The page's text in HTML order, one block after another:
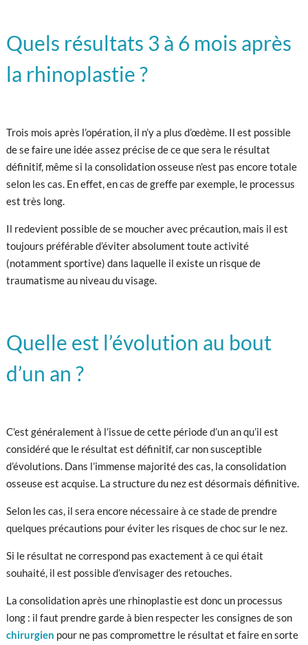
Quels résultats 3 à 6 mois après
la rhinoplastie ?
Trois mois après l’opération, il n’y a plus d’œdème. Il est possible
de se faire une idée assez précise de ce que sera le résultat
définitif, même si la consolidation osseuse n’est pas encore totale
selon les cas. En effet, en cas de greffe par exemple, le processus
est très long.
Il redevient possible de se moucher avec précaution, mais il est
toujours préférable d’éviter absolument toute activité
(notamment sportive) dans laquelle il existe un risque de
traumatisme au niveau du visage.
Quelle est l’évolution au bout
d’un an ?
C’est généralement à l’issue de cette période d’un an qu’il est
considéré que le résultat est définitif, car non susceptible
d’évolutions. Dans l’immense majorité des cas, la consolidation
osseuse est acquise. La structure du nez est désormais définitive.
Selon les cas, il sera encore nécessaire à ce stade de prendre
quelques précautions pour éviter les risques de choc sur le nez.
Si le résultat ne correspond pas exactement à ce qui était
souhaité, il est possible d’envisager des retouches.
La consolidation après une rhinoplastie est donc un processus
long : il faut prendre garde à bien respecter les consignes de son
chirurgien pour ne pas compromettre le résultat et faire en sorte